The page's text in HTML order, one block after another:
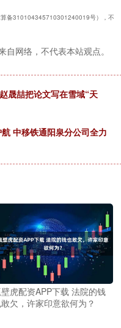
备310104345710301240019号），不
自网络，不代表本站观点。
晟喆把论文写在雪域“天
中移铁通阳泉分公司全力
虎配资APP下载 法院的钱
欠，许家印意欲何为？